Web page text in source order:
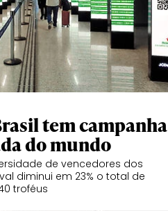
tem campanha
do mundo
de vencedores dos
diminui em 23% o total de
troféus